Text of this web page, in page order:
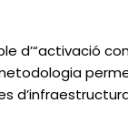
d’“activació